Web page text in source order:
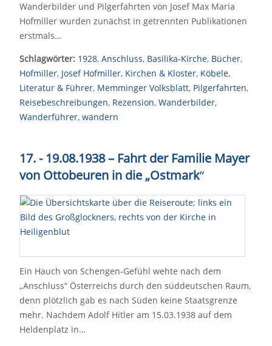
Wanderbilder und Pilgerfahrten von Josef Max Maria
Hofmiller wurden zunächst in getrennten Publikationen
erstmals…
Schlagwörter: 1928, Anschluss, Basilika-Kirche, Bücher,
Hofmiller, Josef Hofmiller, Kirchen & Kloster, Köbele,
Literatur & Führer, Memminger Volksblatt, Pilgerfahrten,
Reisebeschreibungen, Rezension, Wanderbilder,
Wanderführer, wandern
17. - 19.08.1938 – Fahrt der Familie Mayer
von Ottobeuren in die „Ostmark“
Ein Hauch von Schengen-Gefühl wehte nach dem
„Anschluss“ Österreichs durch den süddeutschen Raum,
denn plötzlich gab es nach Süden keine Staatsgrenze
mehr. Nachdem Adolf Hitler am 15.03.1938 auf dem
Heldenplatz in…